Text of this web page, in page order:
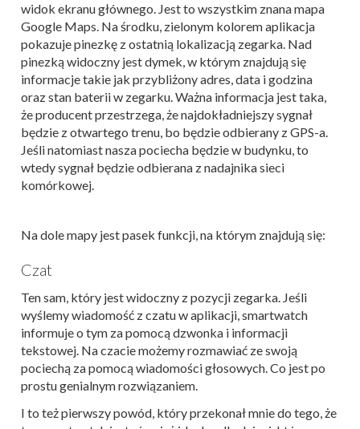
widok ekranu głównego. Jest to wszystkim znana mapa
Google Maps. Na środku, zielonym kolorem aplikacja
pokazuje pinezkę z ostatnią lokalizacją zegarka. Nad
pinezką widoczny jest dymek, w którym znajdują się
informacje takie jak przybliżony adres, data i godzina
oraz stan baterii w zegarku. Ważna informacja jest taka,
że producent przestrzega, że najdokładniejszy sygnał
będzie z otwartego trenu, bo będzie odbierany z GPS-a.
Jeśli natomiast nasza pociecha będzie w budynku, to
wtedy sygnał będzie odbierana z nadajnika sieci
komórkowej.
Na dole mapy jest pasek funkcji, na którym znajdują się:
Czat
Ten sam, który jest widoczny z pozycji zegarka. Jeśli
wyślemy wiadomość z czatu w aplikacji, smartwatch
informuje o tym za pomocą dzwonka i informacji
tekstowej. Na czacie możemy rozmawiać ze swoją
pociechą za pomocą wiadomości głosowych. Co jest po
prostu genialnym rozwiązaniem.
I to też pierwszy powód, który przekonał mnie do tego, że